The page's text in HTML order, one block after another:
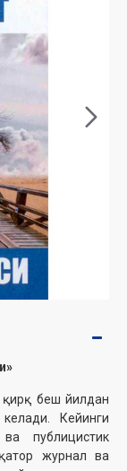
беш йилдан
Кейинги
публицистик
журнал ва